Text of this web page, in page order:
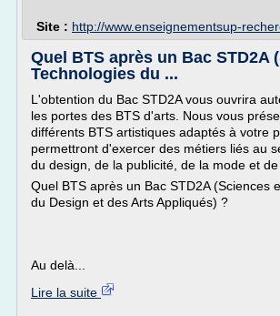
Site : http://www.enseignementsup-
Quel BTS après un Bac STD2A
Technologies du ...
L'obtention du Bac STD2A vous ouvrira
les portes des BTS d'arts. Nous vous
différents BTS artistiques adaptés à votre
permettront d'exercer des métiers liés au
du design, de la publicité, de la mode et de
Quel BTS après un Bac STD2A (Sciences
du Design et des Arts Appliqués) ?
Au delà...
Lire la suite